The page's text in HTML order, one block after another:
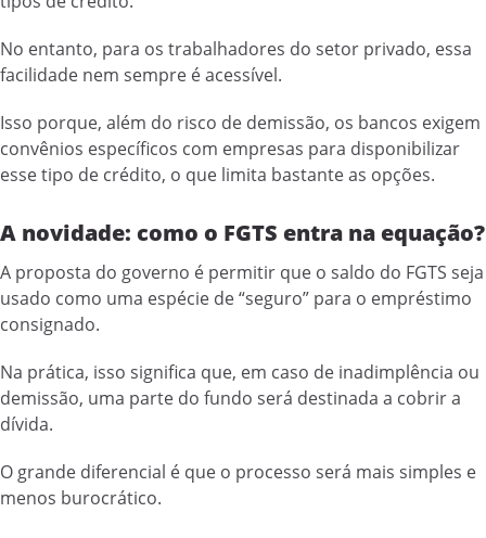
No entanto, para os trabalhadores do setor privado, essa
facilidade nem sempre é acessível.
Isso porque, além do risco de demissão, os bancos exigem
convênios específicos com empresas para disponibilizar
esse tipo de crédito, o que limita bastante as opções.
A novidade: como o FGTS entra na equação?
A proposta do governo é permitir que o saldo do FGTS seja
usado como uma espécie de “seguro” para o empréstimo
consignado.
Na prática, isso significa que, em caso de inadimplência ou
demissão, uma parte do fundo será destinada a cobrir a
dívida.
O grande diferencial é que o processo será mais simples e
menos burocrático.